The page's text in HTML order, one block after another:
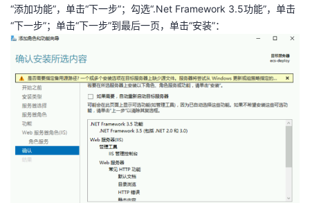
“添加功能”，单击“下一步”；勾选“.Net Framework 3.5功能”，单击
“下一步”；单击“下一步”到最后一页，单击“安装”：